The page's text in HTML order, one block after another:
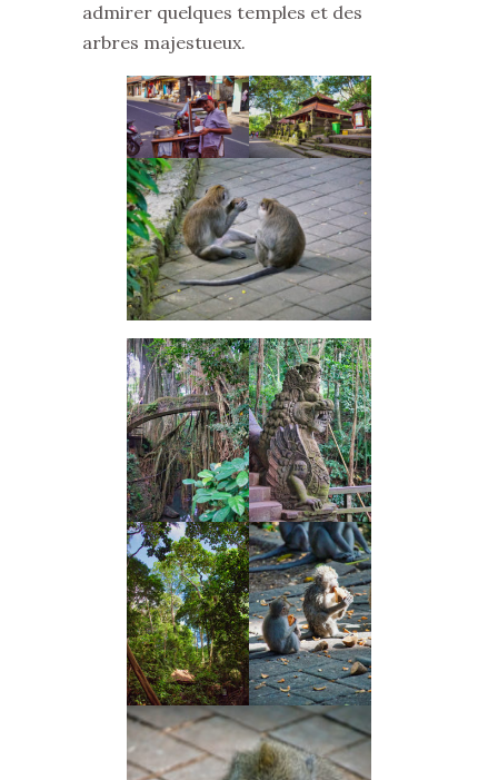
admirer quelques temples et des
arbres majestueux.